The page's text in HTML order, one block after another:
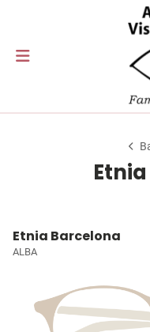
Etnia Barcelona
ALBA